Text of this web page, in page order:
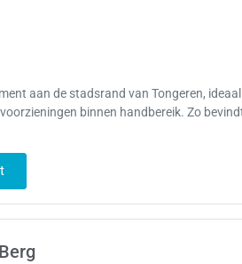
aan de stadsrand van Tongeren,
binnen handbereik. Zo